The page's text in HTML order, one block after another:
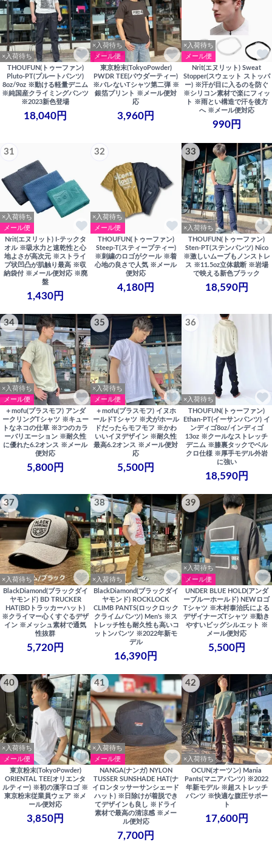
×入荷待ち
THOUFUN(トゥーファン)
Pluto-PT(プルートパンツ)
8oz/9oz ※動ける軽量デニム
※純国産クライミングパンツ
※2023新色登場
18,040円
×入荷待ち
メール便
東京粉末(TokyoPowder)
PWDR TEE(パウダーティー)
※バレないTシャツ第二弾 ※
銀箔プリント ※メール便対
応
3,960円
×入荷待ち
メール便
Nrit(エヌリット) Sweat
Stopper(スウェット ストッパ
ー) ※汗が目に入るのを防ぐ
※シリコン素材で楽にフィッ
ト ※雨とい構造で汗を後方
へ ※メール便対応
990円
31
×入荷待ち
メール便
Nrit(エヌリット) I-テックタ
オル ※吸水力と速乾性と心
地よさが高次元 ※ストライ
プ状凹凸が肌触り最高 ※収
納袋付 ※メール便対応 ※廃
盤
1,430円
32
×入荷待ち
メール便
THOUFUN(トゥーファン)
Steep-T(スティープティー)
※刺繍のロゴがクール ※着
心地の良さで人気 ※メール
便対応
4,180円
33
×入荷待ち
THOUFUN(トゥーファン)
Sten-PT(ステンパンツ) Nico
※激しいムーブもノンストレ
ス ※11.5oz立体裁断 ※岩場
で映える新色ブラック
18,590円
34
×入荷待ち
メール便
＋mofu(プラスモフ) アンダ
ークリングTシャツ ※キュー
トなネコの仕草 ※3つのカラ
ーバリエーション ※耐久性
に優れた6.2オンス ※メール
便対応
5,800円
35
×入荷待ち
メール便
＋mofu(プラスモフ) イヌホ
ールドTシャツ ※犬がホール
ドだったらモフモフ ※かわ
いいイヌデザイン ※耐久性
最高6.2オンス ※メール便対
応
5,500円
36
×入荷待ち
THOUFUN(トゥーファン)
Ethan-PT(イーサンパンツ) イ
ンディゴ8oz/インディゴ
13oz ※クールなストレッチ
デニム ※膝裏タックでベル
クロ仕様 ※厚手モデル外岩
に強い
18,590円
37
×入荷待ち
BlackDiamond(ブラックダイ
ヤモンド) BD TRUCKER
HAT(BDトラッカーハット)
※クライマー心くすぐるデザ
イン ※メッシュ素材で通気
性抜群
5,720円
38
×入荷待ち
BlackDiamond(ブラックダイ
ヤモンド) ROCKLOCK
CLIMB PANTS(ロックロック
クライムパンツ) Men's ※ス
トレッチ性も耐久性も高いコ
ットンパンツ ※2022年新モ
デル
16,390円
39
×入荷待ち
メール便
UNDER BLUE HOLD(アンダ
ーブルーホールド) NEWロゴ
Tシャツ ※木村泰治氏による
デザイナーズTシャツ ※動き
やすいビッグシルエット ※
メール便対応
5,500円
40
×入荷待ち
メール便
東京粉末(TokyoPowder)
ORIENTAL TEE(オリエンタ
ルティー) ※初の漢字ロゴ ※
東京粉末従業員ウェア ※メ
ール便対応
3,850円
41
×入荷待ち
メール便
NANGA(ナンガ) NYLON
TUSSER SUNSHADE HAT(ナ
イロンタッサーサンシェード
ハット) ※日除けが着脱でき
てデザインも良し ※ドライ
素材で最高の清涼感 ※メー
ル便対応
7,700円
42
×入荷待ち
OCUN(オーツン) Mania
Pants(マニアパンツ) ※2022
年新モデル ※超ストレッチ
パンツ ※快適な腹圧サポー
ト
17,600円